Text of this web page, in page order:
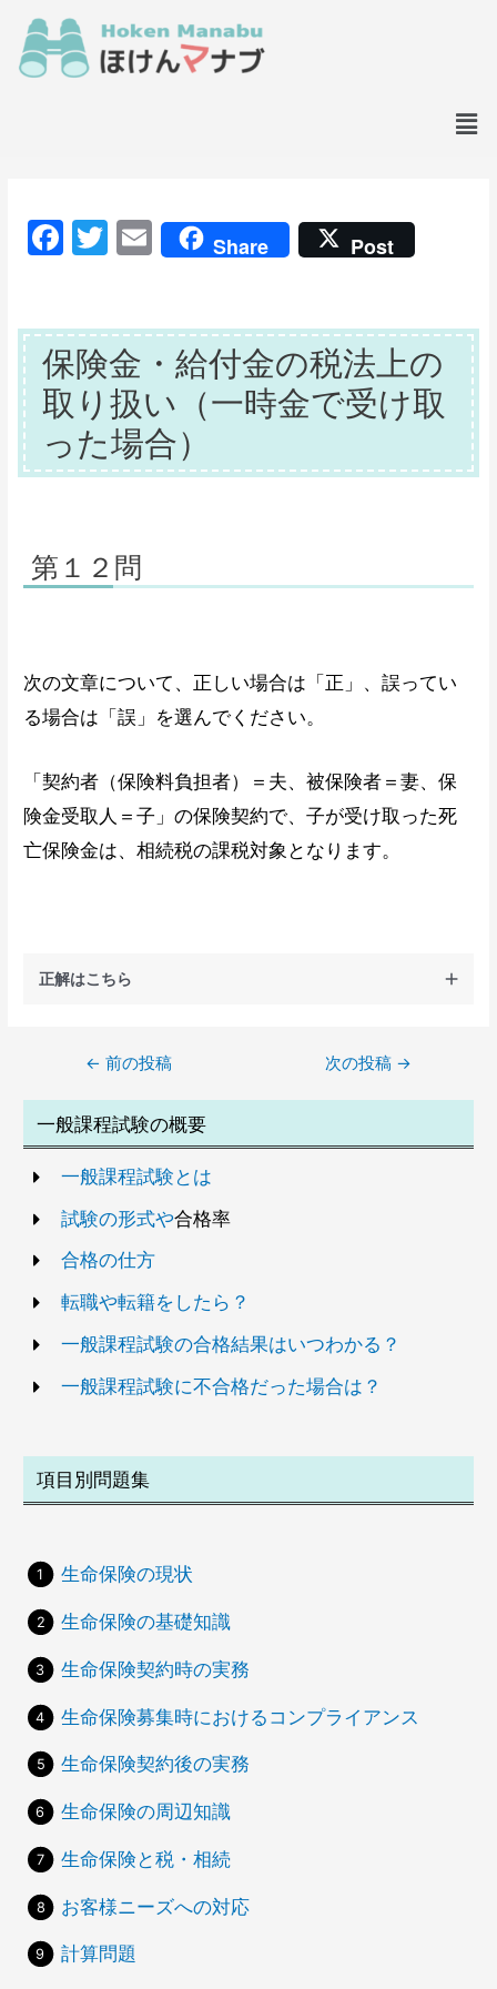
F
e
b
o
o
k
T
er
E
m
l
Share Post
保険金・給付金の税法上の
取り扱い（一時金で受け取
った場合）
第１２問
次の文章について、正しい場合は「正」、誤ってい
る場合は「誤」を選んでください。
「契約者（保険料負担者）＝夫、被保険者＝妻、保
険金受取人＝子」の保険契約で、子が受け取った死
亡保険金は、相続税の課税対象となります。
正解はこちら
「契約者（保険料負担者）＝夫、被保険者＝
妻、保険金受取人＝子」の保険契約で、子が
受け取った死亡保険金は、
← 前の投稿 次の投稿 →
一般課程試験の概要
一般課程試験とは
試験の形式や合格率
合格の仕方
転職や転籍をしたら？
一般課程試験の合格結果はいつわかる？
一般課程試験に不合格だった場合は？
項目別問題集
生命保険の現状
生命保険の基礎知識
生命保険契約時の実務
生命保険募集時におけるコンプライアンス
生命保険契約後の実務
生命保険の周辺知識
生命保険と税・相続
お客様ニーズへの対応
計算問題